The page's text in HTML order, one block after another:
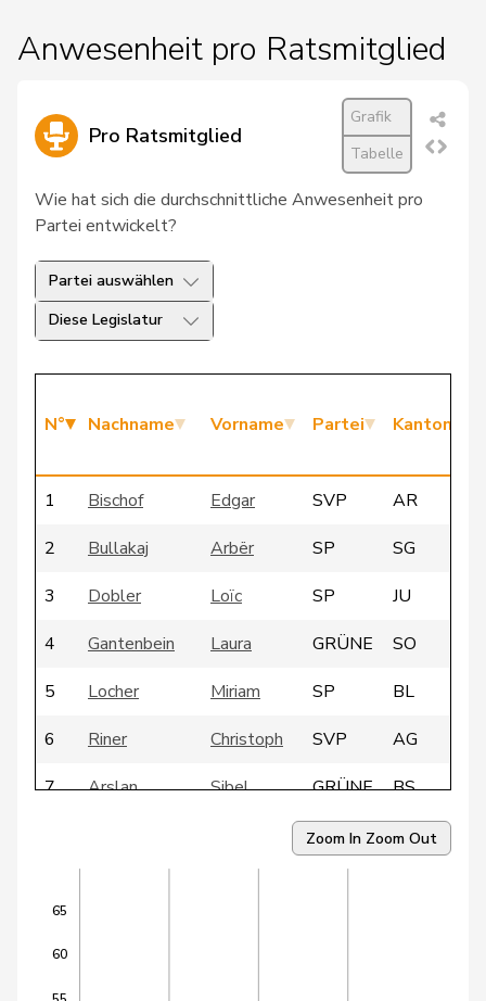
Anwesenheit pro Ratsmitglied
Pro Ratsmitglied
Grafik
Tabelle
Wie hat sich die durchschnittliche Anwesenheit pro
Partei entwickelt?
Partei auswählen
Diese Legislatur
N° Nachname Vorname Partei Kanton
1 Bischof Edgar SVP
AR
2
Bullakaj Arbër SP
SG
3
Dobler Loïc SP
JU
4
Gantenbein Laura GRÜNE
SO
5
Locher Miriam SP
BL
6
Riner Christoph SVP
AG
7
Arslan Sibel GRÜNE
BS
SP
LU
Zoom In Zoom Out
60
65